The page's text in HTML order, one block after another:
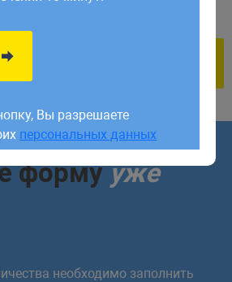
формууже
необходимо заполнить
персональных данных
Вы разрешаете
персональных данных